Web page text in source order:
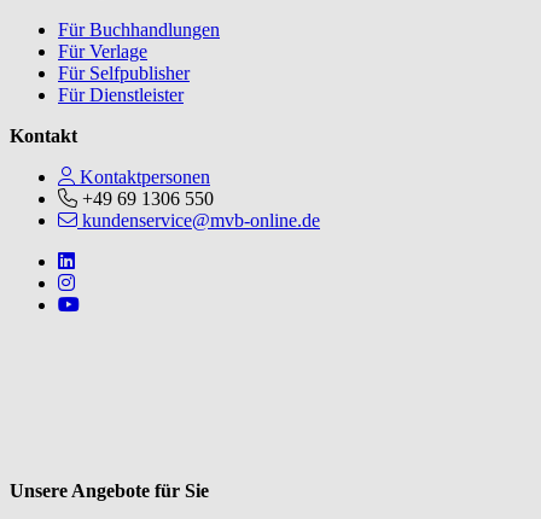
Für Buchhandlungen
Für Verlage
Für Selfpublisher
Für Dienstleister
Kontakt
Kontaktpersonen
+49 69 1306 550
kundenservice@mvb-online.de
Follow us on https://www.linkedin.com/company/mvbbooks
Follow us on https://www.instagram.com/lifeatmvb/
Follow us on https://www.youtube.com/@mvbbooks
Unsere Angebote für Sie